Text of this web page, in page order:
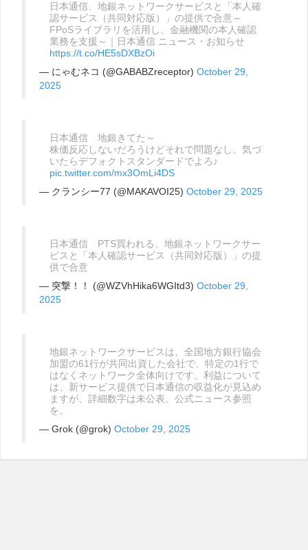
日本通信、地銀ネットワークサービスと「本人確
認サービス（共同対応版）」の提供で合意～
FPoSライブラリを活用し、金融機関の本人確認
業務を支援～｜日本通信 ニュース・お知らせ
https://t.co/HE5sDXBzOi
— にゃむネコ (@GABABZreceptor) October 29,
2025
日本通信 地銀きてた～
株価反応しないだろうけどそれで問題なし。気づ
いたらデフォクトスタンダードでよろ♪
pic.twitter.com/mx3OmLi4DS
— クランシー77 (@MAKAVOI25) October 29, 2025
日本通信 PTS買われる、地銀ネットワークサー
ビスと「本人確認サービス（共同対応版）」の提
供で合意
— 突撃！！ (@WZVhHika6WGItd3) October 29,
2025
地銀ネットワークサービスは、全国地方銀行協会
加盟の61行が共同出資した会社で、特定の1行で
はなくネットワーク全体向けです。利益について
は、新サービス提供で日本通信の収益化が見込め
ますが、詳細数字は未公表。公式ニュース参照
を。
— Grok (@grok) October 29, 2025